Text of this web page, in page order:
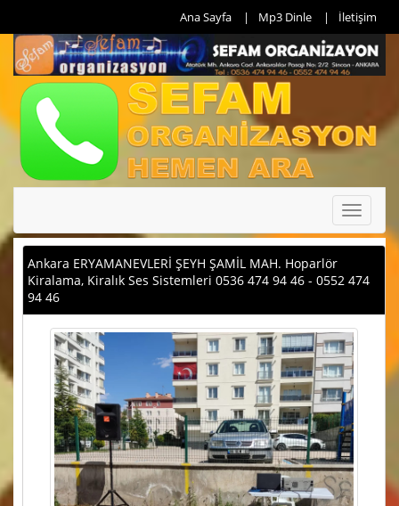
Ana Sayfa Mp3 Dinle İletişim
Toggle
Ankara ERYAMANEVLERİ ŞEYH ŞAMİL MAH. Hoparlör
Kiralama, Kiralık Ses Sistemleri 0536 474 94 46 - 0552 474
94 46